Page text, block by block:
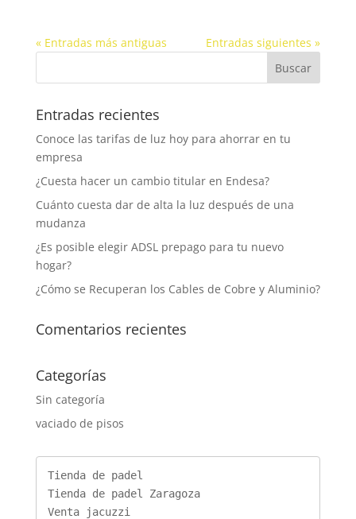
« Entradas más antiguas Entradas siguientes »
Entradas recientes
Conoce las tarifas de luz hoy para ahorrar en tu
empresa
¿Cuesta hacer un cambio titular en Endesa?
Cuánto cuesta dar de alta la luz después de una
mudanza
¿Es posible elegir ADSL prepago para tu nuevo
hogar?
¿Cómo se Recuperan los Cables de Cobre y Aluminio?
Comentarios recientes
Categorías
Sin categoría
vaciado de pisos
Tienda de padel
Tienda de padel Zaragoza
Venta jacuzzi